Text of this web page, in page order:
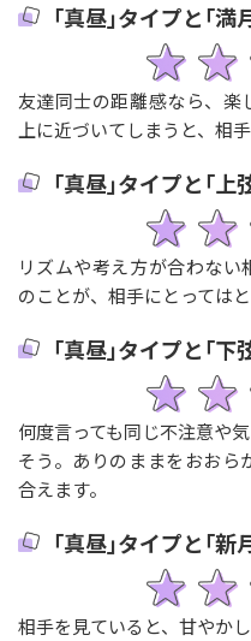
｢真昼｣タイプと｢満
友達同士の距離感なら、楽
上に近づいてしまうと、相
｢真昼｣タイプと｢上
リズムや考え方が合わな
のことが、相手にとっては
｢真昼｣タイプと｢下
何度言っても同じ不注意や
そう。ありのままをおおら
合えます。
｢真昼｣タイプと｢新
相手を見ていると、甘やか